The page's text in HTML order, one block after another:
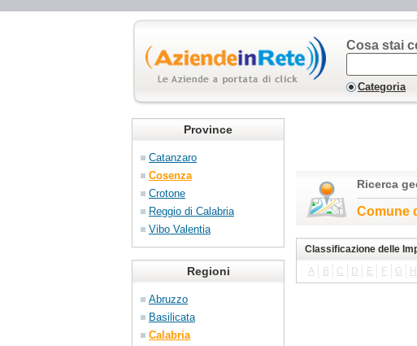
Cosa stai
Categoria
Province
Catanzaro
Cosenza
Crotone
Reggio di Calabria
Vibo Valentia
Regioni
Abruzzo
Basilicata
Calabria
Ricerca
Comune
Classificazione delle
A
B C D E F G H